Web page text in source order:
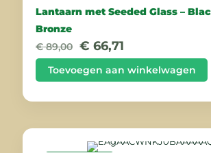
Lantaarn met Seeded Glass –
Bronze
€89,00 Oorspronkelijke
prijs
was:
€ 89,00.
€ 66,71
prijs
is:
€ 66,71.
Toevoegen aan winkelwagen